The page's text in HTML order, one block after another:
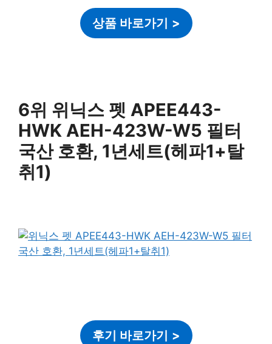
상품 바로가기 >
6위 위닉스 펫 APEE443-
HWK AEH-423W-W5 필터
국산 호환, 1년세트(헤파1+탈
취1)
후기 바로가기 >